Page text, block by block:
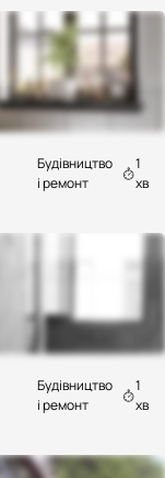
Будівництво
і ремонт
1
хв
Будівництво
і ремонт
1
хв